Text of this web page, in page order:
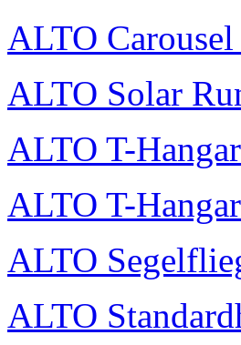
ALTO
ALTO Solar
ALTO T-
ALTO T-
ALTO
ALTO